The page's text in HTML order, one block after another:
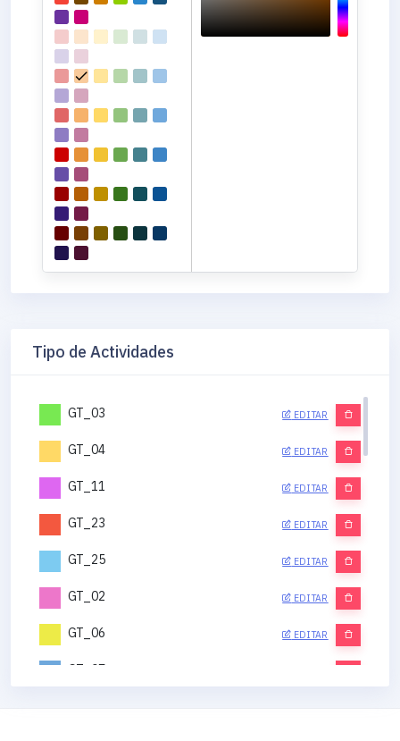
Tipo de Actividades
GT_03 EDITAR
GT_04 EDITAR
GT_11 EDITAR
GT_23 EDITAR
GT_25 EDITAR
GT_02 EDITAR
GT_06 EDITAR
GT_07